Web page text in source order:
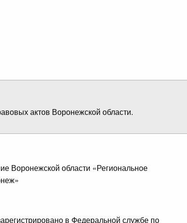
актов Воронежской области.
Воронежской области «Региональное
в Федеральной службе по